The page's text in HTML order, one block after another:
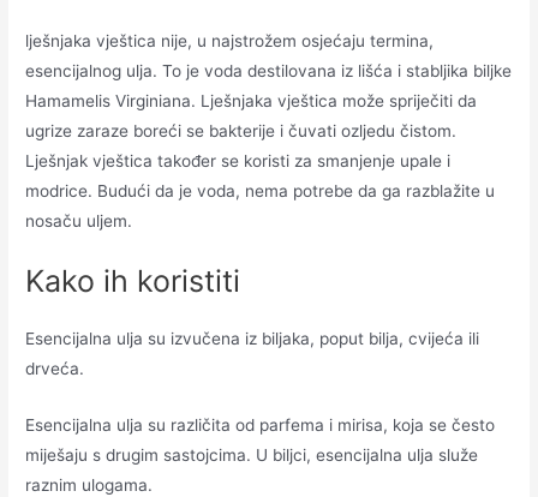
lješnjaka vještica nije, u najstrožem osjećaju termina,
esencijalnog ulja. To je voda destilovana iz lišća i stabljika biljke
Hamamelis Virginiana. Lješnjaka vještica može spriječiti da
ugrize zaraze boreći se bakterije i čuvati ozljedu čistom.
Lješnjak vještica također se koristi za smanjenje upale i
modrice. Budući da je voda, nema potrebe da ga razblažite u
nosaču uljem.
Kako ih koristiti
Esencijalna ulja su izvučena iz biljaka, poput bilja, cvijeća ili
drveća.
Esencijalna ulja su različita od parfema i mirisa, koja se često
miješaju s drugim sastojcima. U biljci, esencijalna ulja služe
raznim ulogama.